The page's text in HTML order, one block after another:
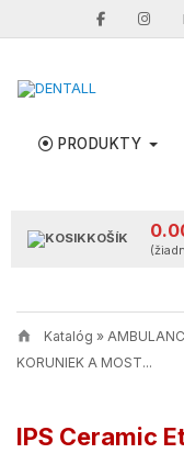
PRODUKTY
KOŠÍK
Katalóg »
KORUNIEK A MOST...
IPS Ceramic